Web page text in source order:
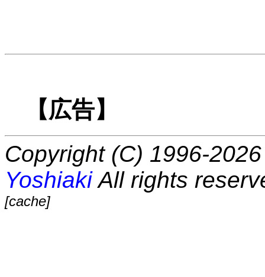
【広告】
Copyright (C) 1996-
YoshiakiAll rights
[cache]